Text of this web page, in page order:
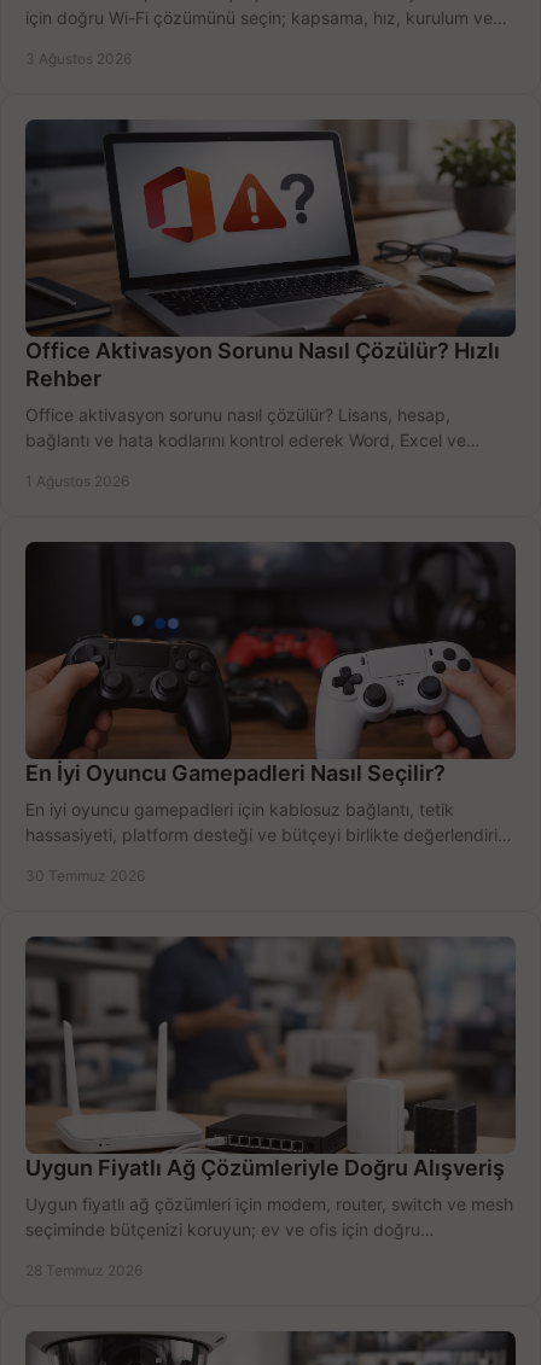
için doğru Wi-Fi çözümünü seçin; kapsama, hız, kurulum ve
3 Ağustos 2026
Office Aktivasyon Sorunu Nasıl Çözülür? Hızlı
Rehber
Office aktivasyon sorunu nasıl çözülür? Lisans, hesap,
bağlantı ve hata kodlarını kontrol ederek Word, Excel ve
1 Ağustos 2026
En İyi Oyuncu Gamepadleri Nasıl Seçilir?
En iyi oyuncu gamepadleri için kablosuz bağlantı, tetik
hassasiyeti, platform desteği ve bütçeyi birlikte değerlendirin;
30 Temmuz 2026
Uygun Fiyatlı Ağ Çözümleriyle Doğru Alışveriş
Uygun fiyatlı ağ çözümleri için modem, router, switch ve mesh
seçiminde bütçenizi koruyun; ev ve ofis için doğru
28 Temmuz 2026